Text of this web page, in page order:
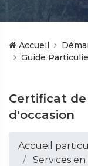
Accueil
Guide
Certificat
d'occasion
Accueil
Services